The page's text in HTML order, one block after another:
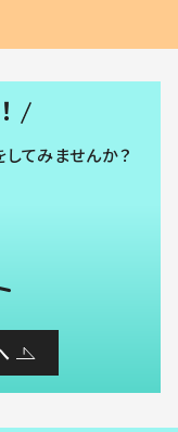
てみませんか？